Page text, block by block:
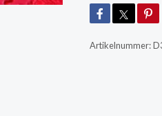
Artikelnummer: